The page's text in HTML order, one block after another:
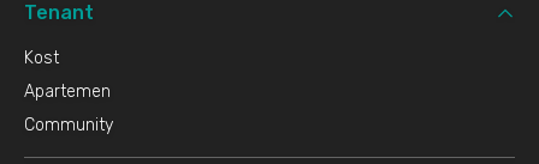
Tenant
Kost
Apartemen
Community